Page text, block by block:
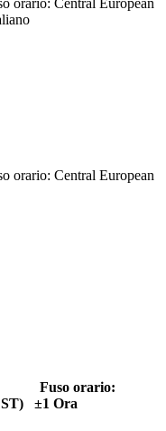
orario: Central European
orario: Central European
Fuso orario:
±1 Ora